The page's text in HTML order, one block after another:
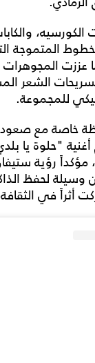
الكورسيه،
المتموجة
عززت
الشعر
للمجموعة.
خاصة مع صعود
"حلوة يا
مؤكداً رؤية
لحفظ
أثراً في